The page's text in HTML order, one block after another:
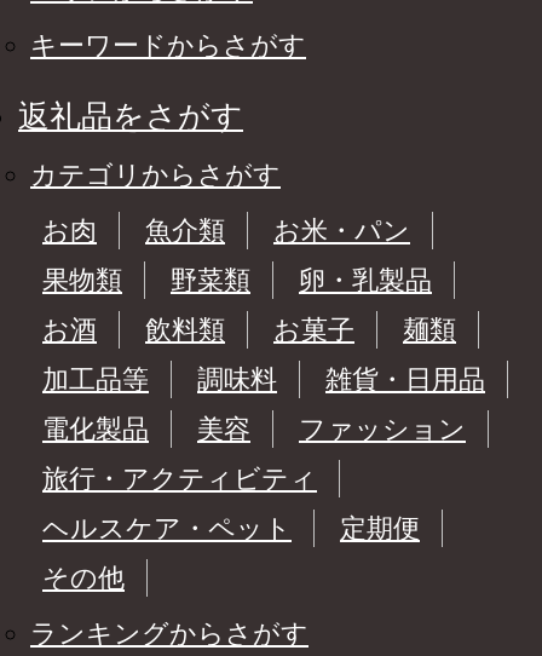
キーワードからさがす
返礼品をさがす
カテゴリからさがす
お肉
魚介類
お米・パン
果物類
野菜類
卵・乳製品
お酒
飲料類 お菓子
麺類
加工品等
調味料
雑貨・日用品
電化製品
美容
ファッション
旅行・アクティビティ
ヘルスケア・ペット
定期便
その他
ランキングからさがす